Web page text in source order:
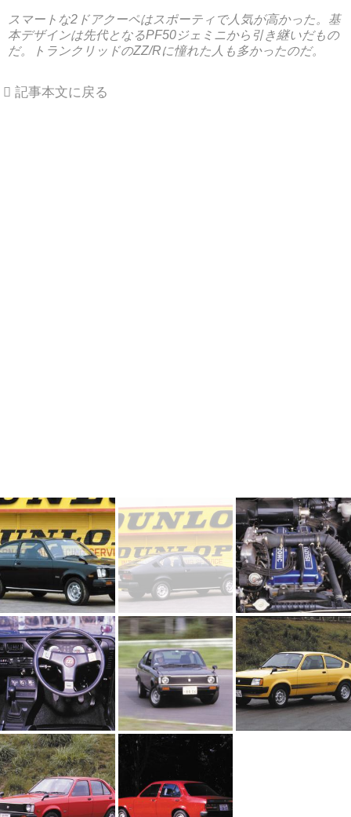
スマートな2ドアクーペはスポーティで人気が高かった。基
本デザインは先代となるPF50ジェミニから引き継いだもの
だ。トランクリッドのZZ/Rに憧れた人も多かったのだ。
記事本文に戻る